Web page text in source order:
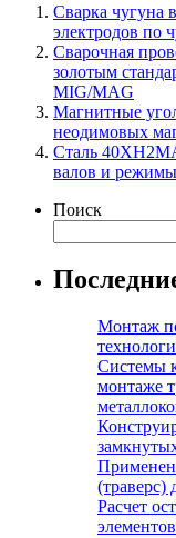
Сварка чугуна
электродов по
Сварочная
золотым
MIG/MAG
Магнитные
неодимовых
Сталь
валов и
Поиск
Монтаж
Системы
монтаже
(траверс)
Расчет